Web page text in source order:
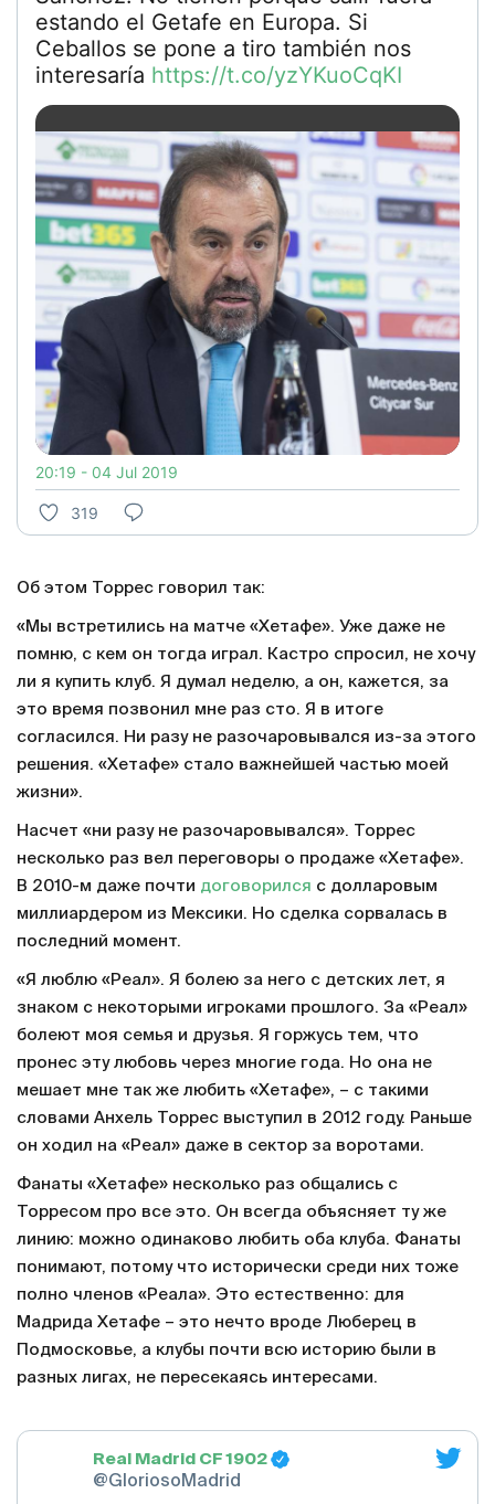
estando el Getafe en Europa. Si
Ceballos se pone a tiro también nos
interesaría https://t.co/yzYKuoCqKI
20:19 - 04 Jul 2019
319
Об этом Торрес говорил так:
«Мы встретились на матче «Хетафе». Уже даже не
помню, с кем он тогда играл. Кастро спросил, не хочу
ли я купить клуб. Я думал неделю, а он, кажется, за
это время позвонил мне раз сто. Я в итоге
согласился. Ни разу не разочаровывался из-за этого
решения. «Хетафе» стало важнейшей частью моей
жизни».
Насчет «ни разу не разочаровывался». Торрес
несколько раз вел переговоры о продаже «Хетафе».
В 2010-м даже почти договорился с долларовым
миллиардером из Мексики. Но сделка сорвалась в
последний момент.
«Я люблю «Реал». Я болею за него с детских лет, я
знаком с некоторыми игроками прошлого. За «Реал»
болеют моя семья и друзья. Я горжусь тем, что
пронес эту любовь через многие года. Но она не
мешает мне так же любить «Хетафе», – с такими
словами Анхель Торрес выступил в 2012 году. Раньше
он ходил на «Реал» даже в сектор за воротами.
Фанаты «Хетафе» несколько раз общались с
Торресом про все это. Он всегда объясняет ту же
линию: можно одинаково любить оба клуба. Фанаты
понимают, потому что исторически среди них тоже
полно членов «Реала». Это естественно: для
Мадрида Хетафе – это нечто вроде Люберец в
Подмосковье, а клубы почти всю историю были в
разных лигах, не пересекаясь интересами.
Real Madrid CF 1902
@GloriosoMadrid